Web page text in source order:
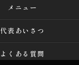
メニュー
代表あいさつ
よくある質問